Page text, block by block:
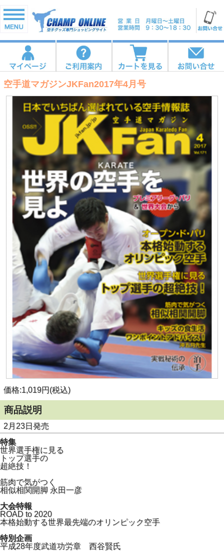
空手道マガジンJKFan2017年4月号
価格:1,019円(税込)
商品説明
2月23日発売
特集
世界選手権に見る
トップ選手の
超絶技！
筋肉で気がつく
相似相関開脚 永田一彦
大会特報
ROAD to 2020
本格始動する世界最先端のオリンピック空手
特別企画
平成28年度武道功労章 西谷賢氏